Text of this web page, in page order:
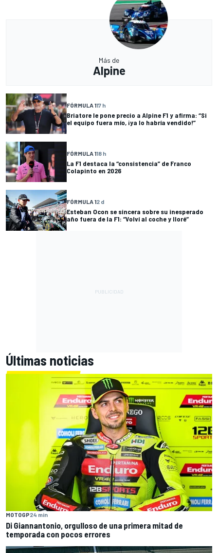
Más de
Alpine
FÓRMULA 117 h
Briatore le pone precio a Alpine F1 y afirma: “Si
el equipo fuera mío, ¡ya lo habría vendido!”
FÓRMULA 118 h
La F1 destaca la “consistencia” de Franco
Colapinto en 2026
FÓRMULA 12 d
Esteban Ocon se sincera sobre su inesperado
año fuera de la F1: “Volví al coche y lloré”
Últimas noticias
MOTOGP24 min
Di Giannantonio, orgulloso de una primera mitad de
temporada con pocos errores